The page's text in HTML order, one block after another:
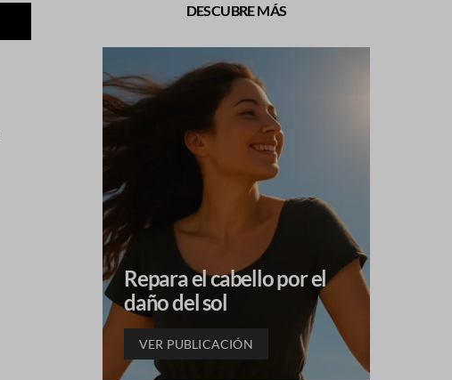
DESCUBRE MÁS
Repara el cabello por el
daño del sol
VER PUBLICACIÓN